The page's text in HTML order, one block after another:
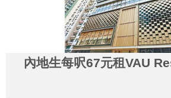
內地生每呎67元租VAU